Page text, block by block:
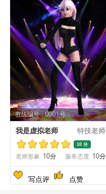
教练编号：0001号
我是虚拟老师 特技老师
10 分
老师形象 10分 服务态度 10分
写点评 点赞